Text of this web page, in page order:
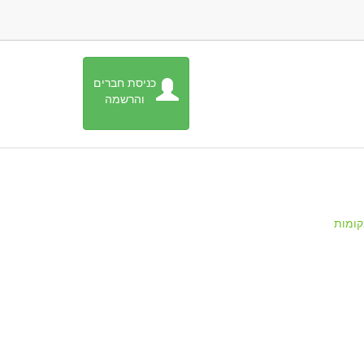
כניסת חברים
והרשמה